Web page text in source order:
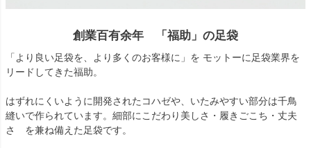
創業百有余年 「福助」の足袋
「より良い足袋を、より多くのお客様に」を モットーに足袋業界を
リードしてきた福助。
はずれにくいように開発されたコハゼや、いたみやすい部分は千鳥
縫いで作られています。細部にこだわり美しさ・履きごこち・丈夫
さ を兼ね備えた足袋です。